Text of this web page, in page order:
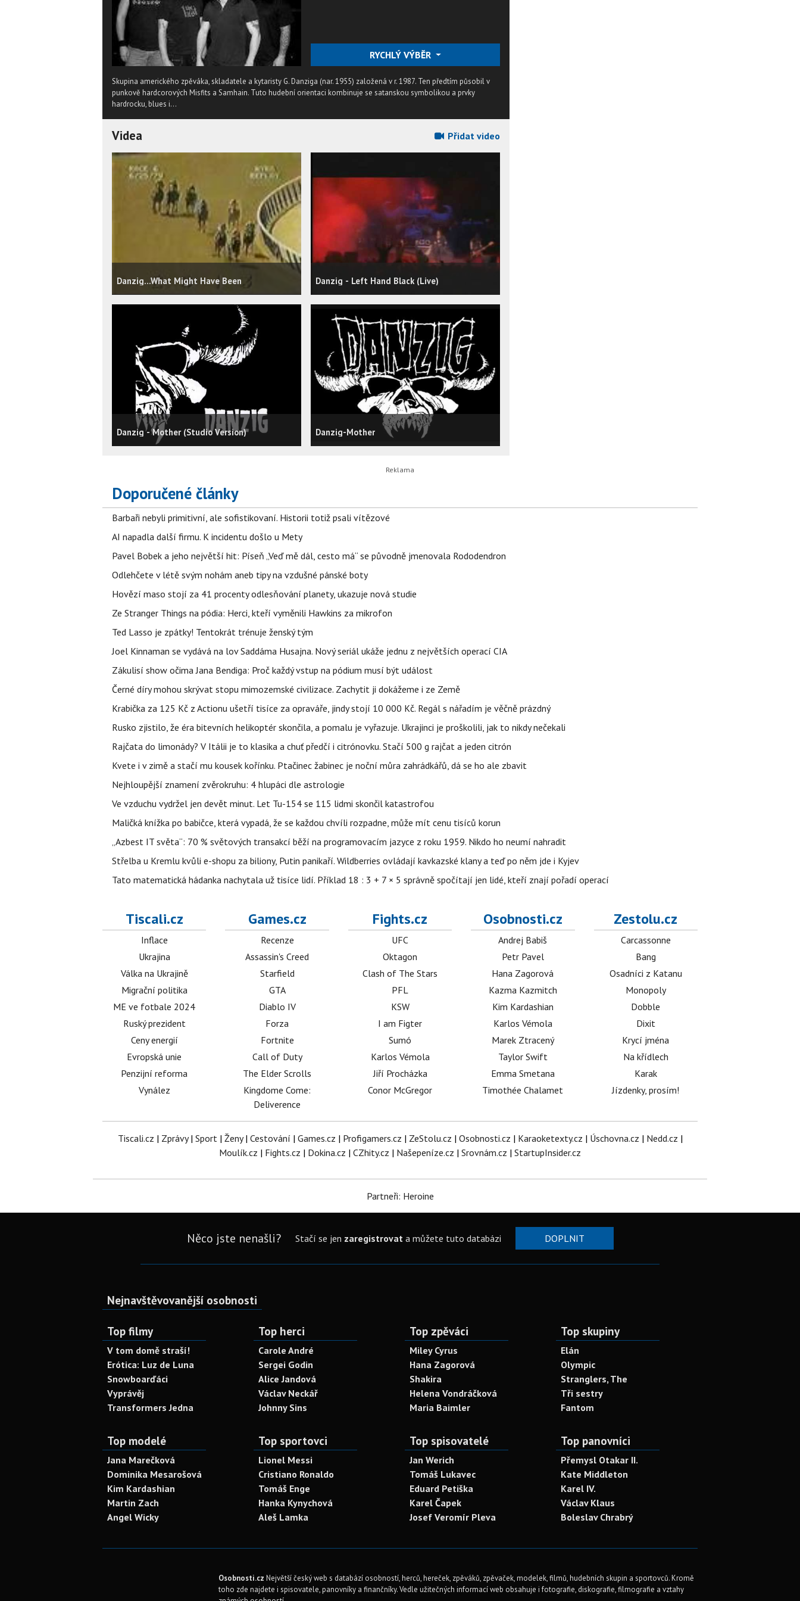
RYCHLÝ VÝBĚR
Skupina amerického zpěváka, skladatele a kytaristy G. Danziga (nar. 1955) založená v r. 1987. Ten předtím působil v
punkově hardcorových Misfits a Samhain. Tuto hudební orientaci kombinuje se satanskou symbolikou a prvky
hardrocku, blues i...
Videa Přidat video
Danzig...What Might Have Been Danzig - Left Hand Black (Live)
Danzig - Mother (Studio Version) Danzig-Mother
Doporučené články
Barbaři nebyli primitivní, ale sofistikovaní. Historii totiž psali vítězové
AI napadla další firmu. K incidentu došlo u Mety
Pavel Bobek a jeho největší hit: Píseň „Veď mě dál, cesto má“ se původně jmenovala Rododendron
Odlehčete v létě svým nohám aneb tipy na vzdušné pánské boty
Hovězí maso stojí za 41 procenty odlesňování planety, ukazuje nová studie
Ze Stranger Things na pódia: Herci, kteří vyměnili Hawkins za mikrofon
Ted Lasso je zpátky! Tentokrát trénuje ženský tým
Joel Kinnaman se vydává na lov Saddáma Husajna. Nový seriál ukáže jednu z největších operací CIA
Zákulisí show očima Jana Bendiga: Proč každý vstup na pódium musí být událost
Černé díry mohou skrývat stopu mimozemské civilizace. Zachytit ji dokážeme i ze Země
Krabička za 125 Kč z Actionu ušetří tisíce za opraváře, jindy stojí 10 000 Kč. Regál s nářadím je věčně prázdný
Rusko zjistilo, že éra bitevních helikoptér skončila, a pomalu je vyřazuje. Ukrajinci je proškolili, jak to nikdy nečekali
Rajčata do limonády? V Itálii je to klasika a chuť předčí i citrónovku. Stačí 500 g rajčat a jeden citrón
Kvete i v zimě a stačí mu kousek kořínku. Ptačinec žabinec je noční můra zahrádkářů, dá se ho ale zbavit
Nejhloupější znamení zvěrokruhu: 4 hlupáci dle astrologie
Ve vzduchu vydržel jen devět minut. Let Tu-154 se 115 lidmi skončil katastrofou
Maličká knížka po babičce, která vypadá, že se každou chvíli rozpadne, může mít cenu tisíců korun
„Azbest IT světa“: 70 % světových transakcí běží na programovacím jazyce z roku 1959. Nikdo ho neumí nahradit
Střelba u Kremlu kvůli e-shopu za biliony, Putin panikaří. Wildberries ovládají kavkazské klany a teď po něm jde i Kyjev
Tato matematická hádanka nachytala už tisíce lidí. Příklad 18 : 3 + 7 × 5 správně spočítají jen lidé, kteří znají pořadí operací
Tiscali.cz
Inflace
Ukrajina
Válka na Ukrajině
Migrační politika
ME ve fotbale 2024
Ruský prezident
Ceny energií
Evropská unie
Penzijní reforma
Vynález
Games.cz
Recenze
Assassin's Creed
Starfield
GTA
Diablo IV
Forza
Fortnite
Call of Duty
The Elder Scrolls
Kingdome Come:
Deliverence
Fights.cz
UFC
Oktagon
Clash of The Stars
PFL
KSW
I am Figter
Sumó
Karlos Vémola
Jiří Procházka
Conor McGregor
Osobnosti.cz
Andrej Babiš
Petr Pavel
Hana Zagorová
Kazma Kazmitch
Kim Kardashian
Karlos Vémola
Marek Ztracený
Taylor Swift
Emma Smetana
Timothée Chalamet
Zestolu.cz
Carcassonne
Bang
Osadníci z Katanu
Monopoly
Dobble
Dixit
Krycí jména
Na křídlech
Karak
Jízdenky, prosím!
Tiscali.cz | Zprávy| Sport| Ženy| Cestování | Games.cz | Profigamers.cz | ZeStolu.cz | Osobnosti.cz | Karaoketexty.cz | Úschovna.cz | Nedd.cz |
Moulík.cz | Fights.cz | Dokina.cz | CZhity.cz | Našepeníze.cz | Srovnám.cz | StartupInsider.cz
Partneři: Heroine
Něco jste nenašli? Stačí se jen zaregistrovata můžete tuto databázi DOPLNIT
Nejnavštěvovanější osobnosti
Top filmy
V tom domě straší!
Erótica: Luz de Luna
Snowboarďáci
Vyprávěj
Transformers Jedna
Top herci
Carole André
Sergei Godin
Alice Jandová
Václav Neckář
Johnny Sins
Top zpěváci
Miley Cyrus
Hana Zagorová
Shakira
Helena Vondráčková
Maria Baimler
Top skupiny
Elán
Olympic
Stranglers, The
Tři sestry
Fantom
Top modelé
Jana Marečková
Dominika Mesarošová
Kim Kardashian
Martin Zach
Angel Wicky
Top sportovci
Lionel Messi
Cristiano Ronaldo
Tomáš Enge
Hanka Kynychová
Aleš Lamka
Top spisovatelé
Jan Werich
Tomáš Lukavec
Eduard Petiška
Karel Čapek
Josef Veromír Pleva
Top panovníci
Přemysl Otakar II.
Kate Middleton
Karel IV.
Václav Klaus
Boleslav Chrabrý
Osobnosti.cz Největší český web s databází osobností, herců, hereček, zpěváků, zpěvaček, modelek, filmů, hudebních skupin a sportovců. Kromě
toho zde najdete i spisovatele, panovníky a finančníky. Vedle užitečných informací web obsahuje i fotografie, diskografie, filmografie a vztahy